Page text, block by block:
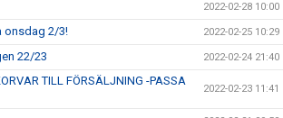
2022-02-28 10:00
onsdag 2/3! 2022-02-25 10:29
22/23 2022-02-24 21:40
TILL FÖRSÄLJNING -PASSA
2022-02-23 11:41